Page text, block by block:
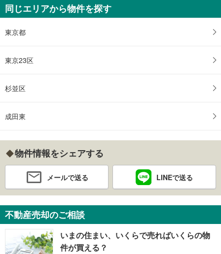
同じエリアから物件を探す
東京都
東京23区
杉並区
成田東
物件情報をシェアする
メールで送る LINEで送る
不動産売却のご相談
いまの住まい、いくらで売ればいくらの物
件が買える？